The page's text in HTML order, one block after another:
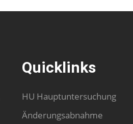
Quicklinks
HU Hauptuntersuchung
Änderungsabnahme